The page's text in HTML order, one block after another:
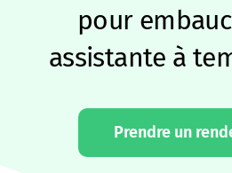
pour
assistante à
Prendre un